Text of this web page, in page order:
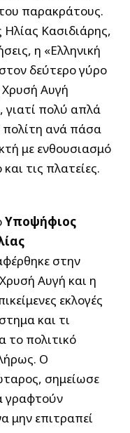
παρακράτους.
Κασιδιάρης,
η «Ελληνική
δεύτερο γύρο
Αυγή
γιατί πολύ απλά
πολίτη ανά πάσα
με ενθουσιασμό
τις πλατείες.
Υποψήφιος
στην
Αυγή και η
εκλογές
και τι
το πολιτικό
Ο
σημείωσε
γραφτούν
μην επιτραπεί